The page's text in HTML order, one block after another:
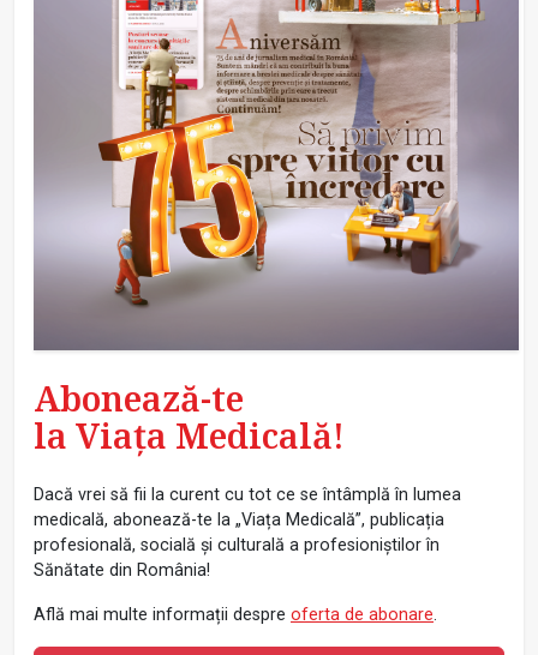
Abonează-te
la Viața Medicală!
Dacă vrei să fii la curent cu tot ce se întâmplă în lumea
medicală, abonează-te la „Viața Medicală”, publicația
profesională, socială și culturală a profesioniștilor în
Sănătate din România!
Află mai multe informații despre oferta de abonare.